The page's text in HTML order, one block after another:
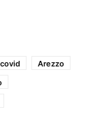
Arezzo